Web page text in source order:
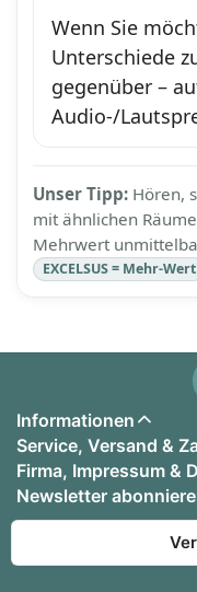
Wenn Sie
Unterschiede
gegenüber –
Audio-/
Unser Tipp: Hören,
mit ähnlichen
Mehrwert
EXCELSUS = Mehr-Wert
Informationen
Service, Versand &
Firma, Impressum &
Newsletter